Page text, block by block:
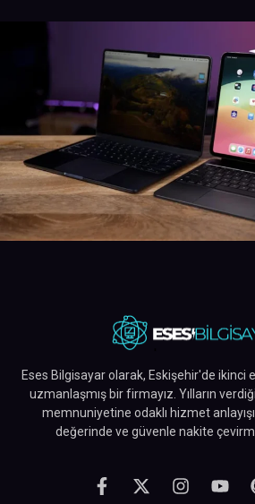
Eses Bilgisayar olarak, Eskişehir'de ikinci
uzmanlaşmış bir firmayız. Yılların
memnuniyetine odaklı hizmet
değerinde ve güvenle nakite